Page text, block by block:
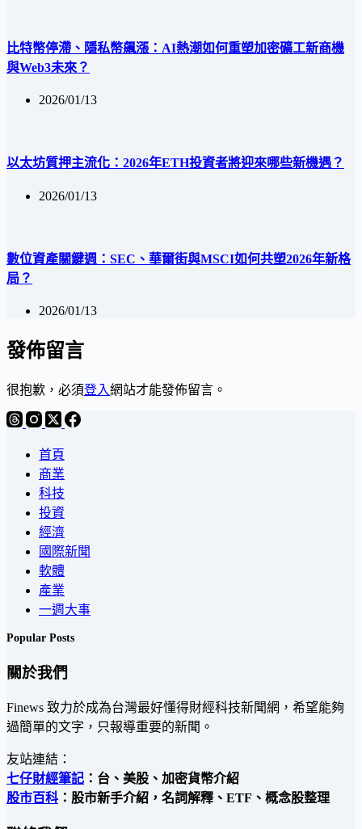
比特幣停滯、隱私幣飆漲：AI熱潮如何重塑加密礦工新商機
與Web3未來？
2026/01/13
以太坊質押主流化：2026年ETH投資者將迎來哪些新機遇？
2026/01/13
數位資產關鍵週：SEC、華爾街與MSCI如何共塑2026年新格
局？
2026/01/13
發佈留言
很抱歉，必須登入網站才能發佈留言。
首頁
商業
科技
投資
經濟
國際新聞
軟體
產業
一週大事
Popular Posts
關於我們
Finews 致力於成為台灣最好懂得財經科技新聞網，希望能夠
過簡單的文字，只報導重要的新聞。
友站連結：
七仔財經筆記 ：台、美股、加密貨幣介紹
股市百科 ：股市新手介紹，名詞解釋、ETF、概念股整理